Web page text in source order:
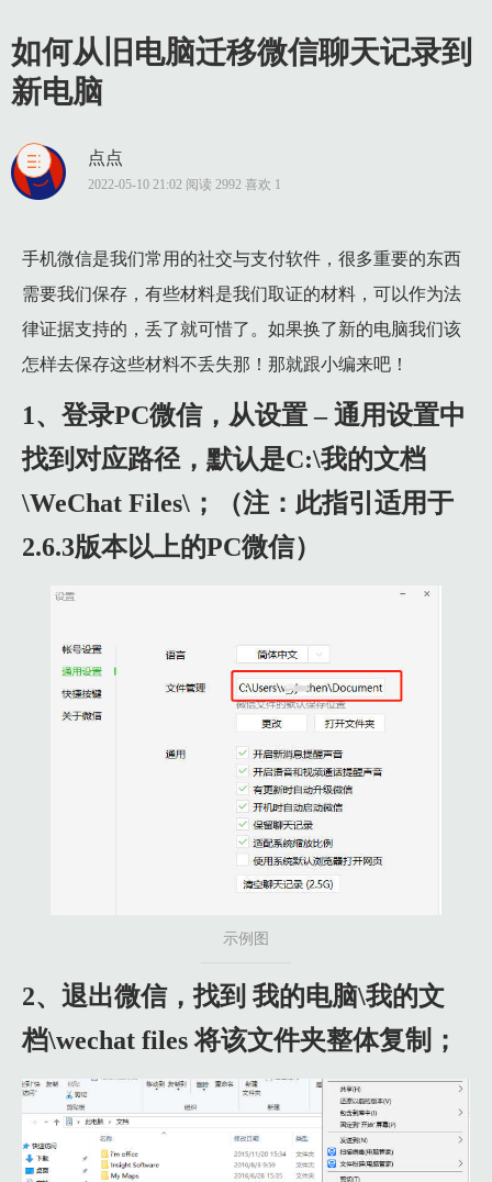
如何从旧电脑迁移微信聊天记录到
新电脑
点点
2022-05-10 21:02 阅读 2992 喜欢 1
手机微信是我们常用的社交与支付软件，很多重要的东西
需要我们保存，有些材料是我们取证的材料，可以作为法
律证据支持的，丢了就可惜了。如果换了新的电脑我们该
怎样去保存这些材料不丢失那！那就跟小编来吧！
1、登录PC微信，从设置 – 通用设置中
找到对应路径，默认是C:\我的文档
\WeChat Files\；（注：此指引适用于
2.6.3版本以上的PC微信）
示例图
2、退出微信，找到 我的电脑\我的文
档\wechat files 将该文件夹整体复制；
1 1、登录PC微信，从设置 – 通用设置中 找到对应路径，默认是C:\我的文档\WeChat Files\；（注：此指引适用于2.6.3版本以上的PC微信）
3 3、将 wechat files 复制后通过云端或U盘，QQ等发送至需要迁移的新电脑 B；
4 4、用迁移过来的WeChat files 覆盖至新电脑B的WeChat Files. 选择替换目标中的文件；
5 5、若原电脑上有聊天备份记录且更换过默认路径，进入设置->聊天备份>管理备份找到相应路径，将BackupFiles整体复制迁移到新电脑默认路径下（我的文档/Wechat Files/微信号/）如图；
1 注意事项：
1.1 1、记录迁移只针对同一个账号，且需要在电脑A,B上登录
1.2 2、Wechat Files 需要在退出微信PC版以后进行复制/移动/覆
1.3 3、为了保证原记录不丢失，请使用复制而非剪切操作。
1.4 4、针对系统盘（默认是C盘）的用户，强烈建议将微信文
1.5 5、若自行设置过聊天备份保存路径，需额外手动迁移至对应